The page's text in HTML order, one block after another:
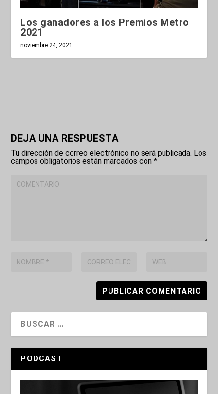
Los ganadores a los Premios Metro
2021
noviembre 24, 2021
DEJA UNA RESPUESTA
Tu dirección de correo electrónico no será publicada. Los
campos obligatorios están marcados con*
PODCAST